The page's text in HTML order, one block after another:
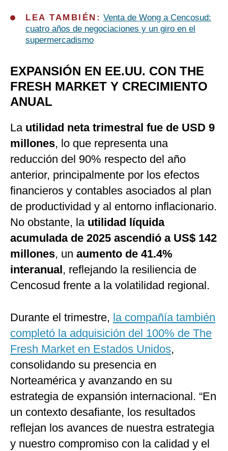
LEA TAMBIÉN: Venta de Wong a Cencosud:
cuatro años de negociaciones y un giro en el
supermercadismo
EXPANSIÓN EN EE.UU. CON THE
FRESH MARKET Y CRECIMIENTO
ANUAL
La utilidad neta trimestral fue de USD 9
millones, lo que representa una
reducción del 90% respecto del año
anterior, principalmente por los efectos
financieros y contables asociados al plan
de productividad y al entorno inflacionario.
No obstante, la utilidad líquida
acumulada de 2025 ascendió a US$ 142
millones, un aumento de 41.4%
interanual, reflejando la resiliencia de
Cencosud frente a la volatilidad regional.
Durante el trimestre, la compañía también
completó la adquisición del 100% de The
Fresh Market en Estados Unidos,
consolidando su presencia en
Norteamérica y avanzando en su
estrategia de expansión internacional. “En
un contexto desafiante, los resultados
reflejan los avances de nuestra estrategia
y nuestro compromiso con la calidad y el